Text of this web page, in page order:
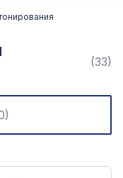
(33)